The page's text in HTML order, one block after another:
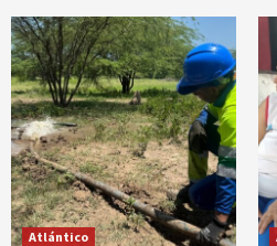
Atlántico